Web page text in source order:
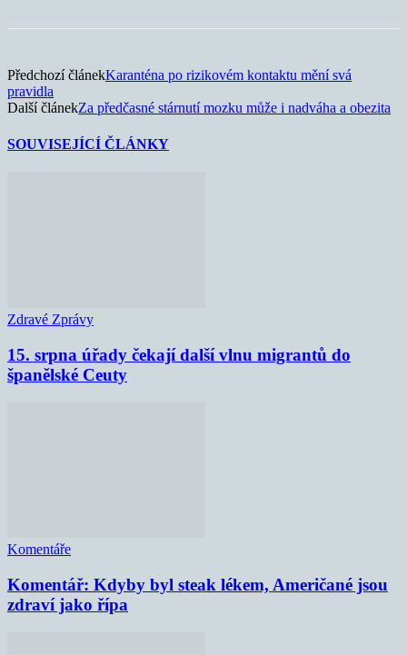
Předchozí článekKaranténa po rizikovém kontaktu mění svá
pravidla
Další článekZa předčasné stárnutí mozku může i nadváha a obezita
SOUVISEJÍCÍ ČLÁNKY
Zdravé Zprávy
15. srpna úřady čekají další vlnu migrantů do
španělské Ceuty
Komentáře
Komentář: Kdyby byl steak lékem, Američané jsou
zdraví jako řípa